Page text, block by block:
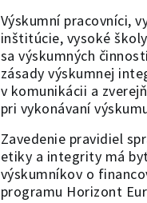
Výskumní pracovníci,
inštitúcie, vysoké
sa výskumných
zásady výskumnej
v komunikácii a
pri vykonávaní
Zavedenie pravidiel
etiky a integrity má
výskumníkov o
programu Horizont